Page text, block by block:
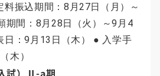
料振込期間：8月27日（月）～
期間：8月28日（火）～9月4
日：9月13日（木） ● 入学手
木）